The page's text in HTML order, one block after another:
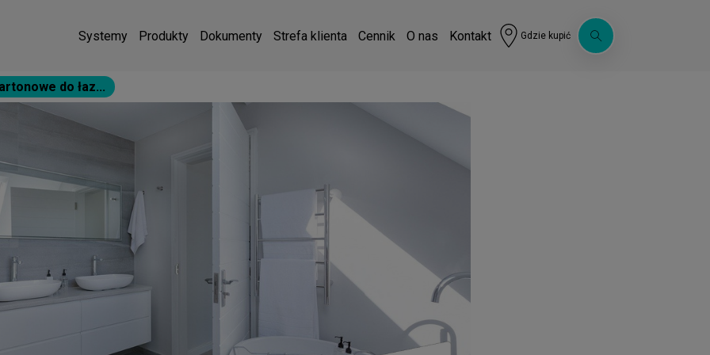
Systemy Produkty Dokumenty Strefa klienta Cennik O nas Kontakt Gdzie kupić
do łaz...